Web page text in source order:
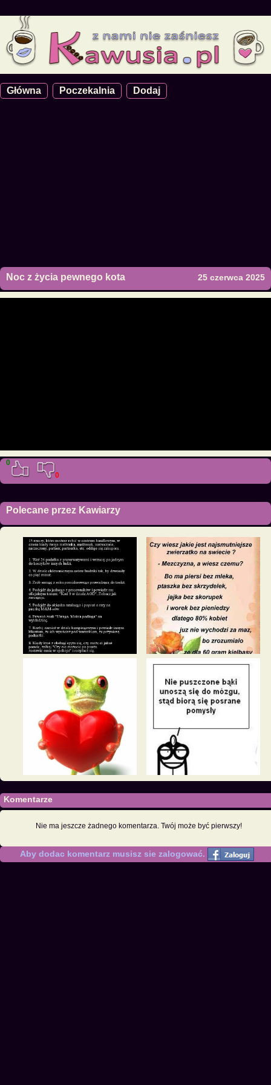
Główna Poczekalnia Dodaj
Noc z życia pewnego kota 25 czerwca 2025
0
0
Polecane przez Kawiarzy
Komentarze
Nie ma jeszcze żadnego komentarza. Twój może być pierwszy!
Aby dodac komentarz musisz sie zalogować.